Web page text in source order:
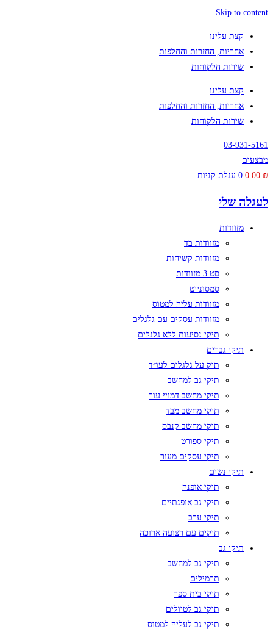
Skip to content
קצת עלינו
אחריות, החזרות והחלפות
שירות הלקוחות
קצת עלינו
אחריות, החזרות והחלפות
שירות הלקוחות
03-931-5161
מבצעים
0.00 ₪
0 עגלת קניות
לעגלה שלי
מזוודות
מזוודות בד
מזוודות קשיחות
סט 3 מזוודות
סמסונייט
מזוודות עליה למטוס
מזוודות עסקים עם גלגלים
תיקי נסיעות ללא גלגלים
תיקי גברים
תיק על גלגלים לעו״ד
תיקי גב למחשב
תיקי מחשב דמויי עור
תיקי מחשב מבד
תיקי מחשב קנבס
תיקי ספורט
תיקי עסקים מעור
תיקי נשים
תיקי אופנה
תיקי גב אופנתיים
תיקי ערב
תיקים עם רצועה ארוכה
תיקי גב
תיקי גב למחשב
תרמילים
תיקי בית ספר
תיקי גב לטיולים
תיקי גב לעליה למטוס